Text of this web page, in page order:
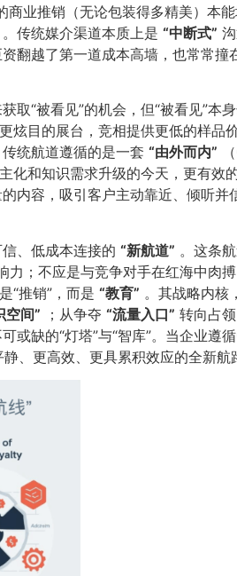
业推销（无论包装得多精美）本
。传统媒介渠道本质上是 ​“中断式”​
翻越了第一道成本高墙，也常常
“被看见”的机会，但“被看见”本
炫目的展台，竞相提供更低的样
统航道遵循的是一套 ​“由外而内”​
化和知识需求升级的今天，更有效
内容，吸引客户主动靠近、倾听并
、低成本连接的 ​“新航道”​ 。这条
力；不应是与竞争对手在红海中肉
“推销”，而是 ​“教育”​ 。其战略内核
空间”​ ；从争夺 ​“流量入口”​ 转向占领
缺的“灯塔”与“智库”。当企业遵
、更高效、更具累积效应的全新航